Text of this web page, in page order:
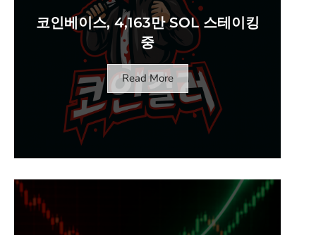
코인베이스, 4,163만 SOL 스테이킹
중
Read More